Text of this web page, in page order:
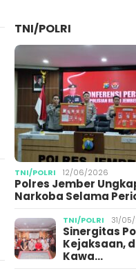
TNI/POLRI
TNI/POLRI 12/06/2026
Polres Jember
Narkoba Selama
TNI/POLRI 31/
Sinergitas
Kejaksaan,
Kawa…